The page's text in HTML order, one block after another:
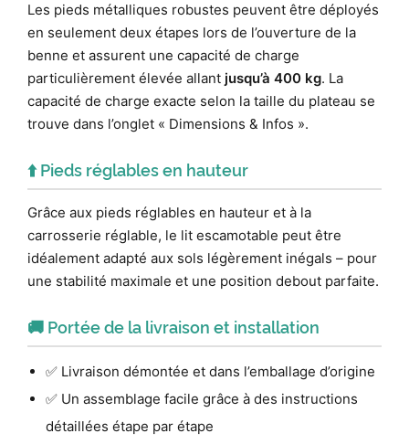
Les pieds métalliques robustes peuvent être déployés
en seulement deux étapes lors de l’ouverture de la
benne et assurent une capacité de charge
particulièrement élevée allant jusqu’à 400 kg. La
capacité de charge exacte selon la taille du plateau se
trouve dans l’onglet « Dimensions & Infos ».
⬆️ Pieds réglables en hauteur
Grâce aux pieds réglables en hauteur et à la
carrosserie réglable, le lit escamotable peut être
idéalement adapté aux sols légèrement inégals – pour
une stabilité maximale et une position debout parfaite.
🚚 Portée de la livraison et installation
✅ Livraison démontée et dans l’emballage d’origine
✅ Un assemblage facile grâce à des instructions
détaillées étape par étape